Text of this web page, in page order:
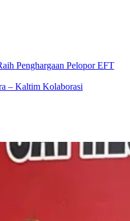
Penghargaan Pelopor EFT
– Kaltim Kolaborasi